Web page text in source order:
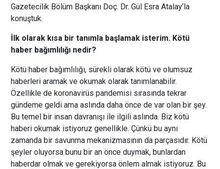
Gazetecilik Bölüm Başkanı Doç. Dr. Gül Esra Atalay’la
konuştuk.
İlk olarak kısa bir tanımla başlamak isterim. Kötü
haber bağımlılığı nedir?
Kötü haber bağımlılığı, sürekli olarak kötü ve olumsuz
haberleri aramak ve okumak olarak tanımlanabilir.
Özellikle de koronavirüs pandemisi sırasında tekrar
gündeme geldi ama aslında daha önce de var olan bir şey.
Bu temel bir insan davranışı ile ilgili aslında. Biz kötü
haberi okumak istiyoruz genellikle. Çünkü bu aynı
zamanda bir savunma mekanizmasının da parçasıdır. Kötü
şeyler oluyorsa bunu bir an önce duymak, bunlardan
haberdar olmak ve gerekiyorsa önlem almak istiyoruz. Bu